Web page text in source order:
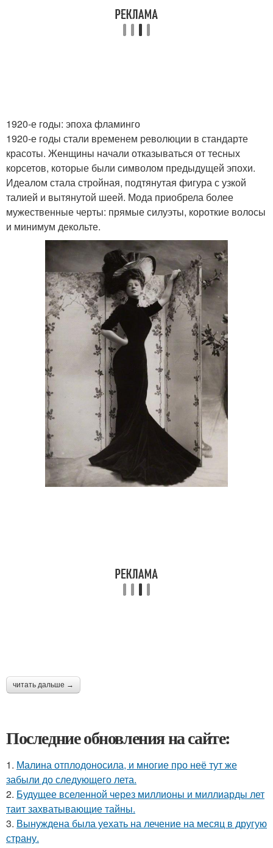
1920-е годы: эпоха фламинго
1920-е годы стали временем революции в стандарте
красоты. Женщины начали отказываться от тесных
корсетов, которые были символом предыдущей эпохи.
Идеалом стала стройная, подтянутая фигура с узкой
талией и вытянутой шеей. Мода приобрела более
мужественные черты: прямые силуэты, короткие волосы
и минимум декольте.
читать дальше →
Последние обновления на сайте:
1. Малина отплодоносила, и многие про неё тут же
забыли до следующего лета.
2. Будущее вселенной через миллионы и миллиарды лет
таит захватывающие тайны.
3. Вынуждена была уехать на лечение на месяц в другую
страну.